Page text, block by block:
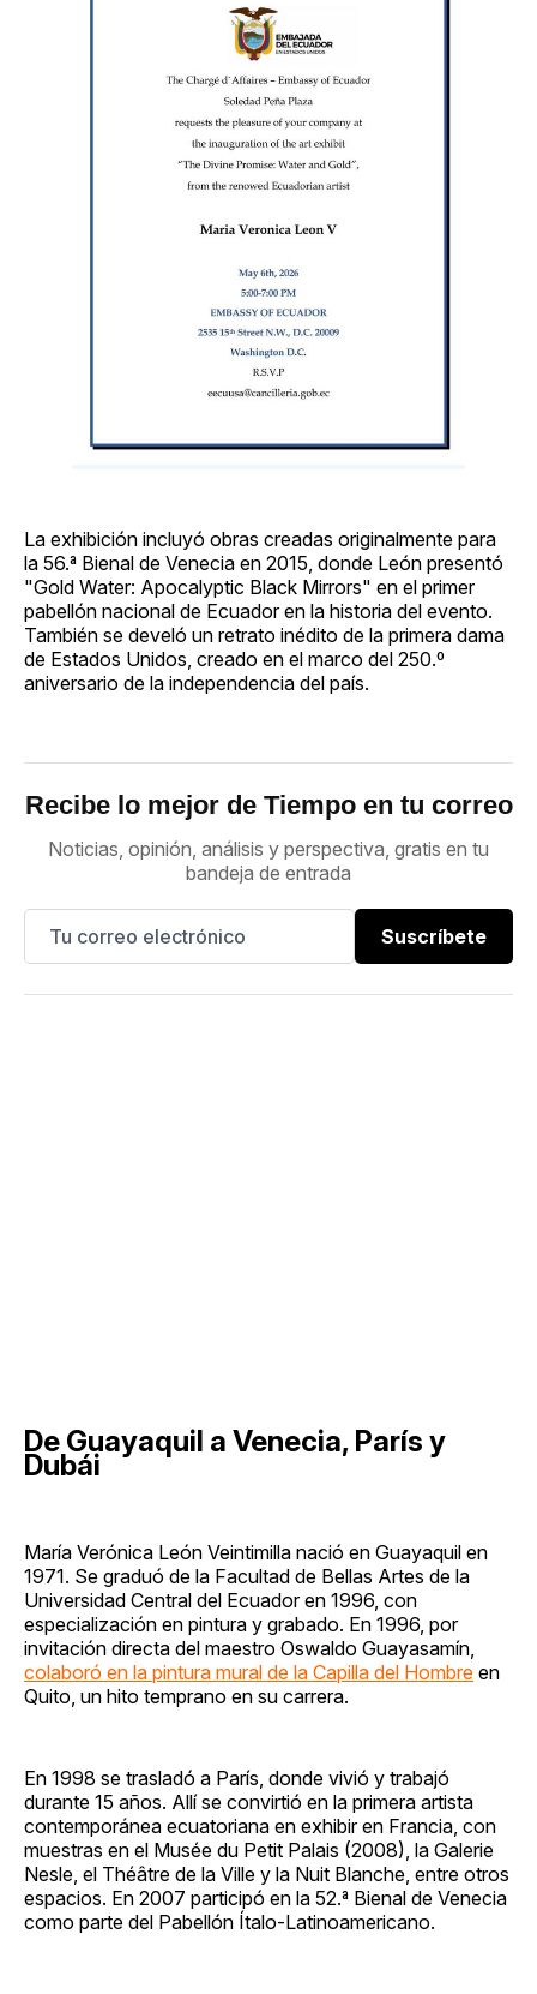
La exhibición incluyó obras creadas originalmente para
la 56.ª Bienal de Venecia en 2015, donde León presentó
"Gold Water: Apocalyptic Black Mirrors" en el primer
pabellón nacional de Ecuador en la historia del evento.
También se develó un retrato inédito de la primera dama
de Estados Unidos, creado en el marco del 250.º
aniversario de la independencia del país.
Recibe lo mejor de Tiempo en tu correo
Noticias, opinión, análisis y perspectiva, gratis en tu
bandeja de entrada
Suscríbete
De Guayaquil a Venecia, París y
Dubái
María Verónica León Veintimilla nació en Guayaquil en
1971. Se graduó de la Facultad de Bellas Artes de la
Universidad Central del Ecuador en 1996, con
especialización en pintura y grabado. En 1996, por
invitación directa del maestro Oswaldo Guayasamín,
colaboró en la pintura mural de la Capilla del Hombre en
Quito, un hito temprano en su carrera.
En 1998 se trasladó a París, donde vivió y trabajó
durante 15 años. Allí se convirtió en la primera artista
contemporánea ecuatoriana en exhibir en Francia, con
muestras en el Musée du Petit Palais (2008), la Galerie
Nesle, el Théâtre de la Ville y la Nuit Blanche, entre otros
espacios. En 2007 participó en la 52.ª Bienal de Venecia
como parte del Pabellón Ítalo-Latinoamericano.